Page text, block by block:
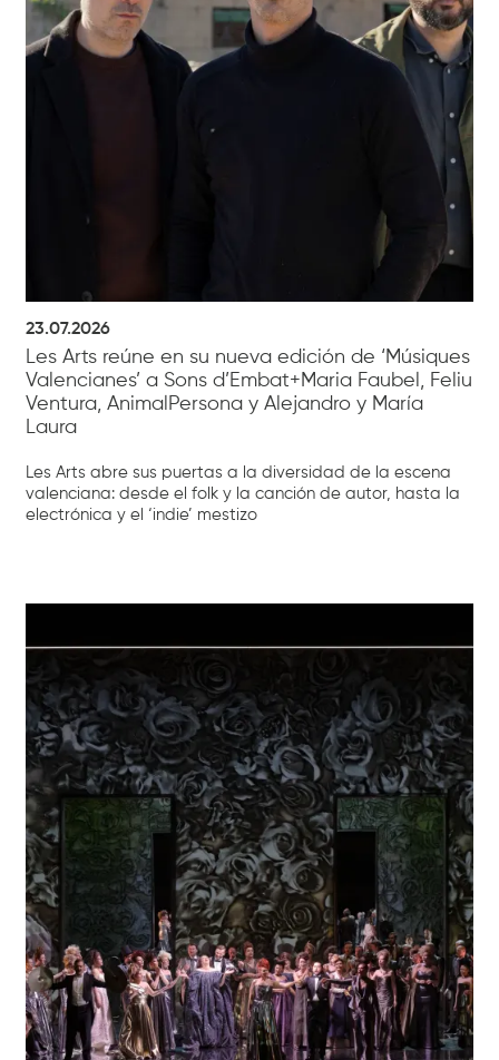
23.07.2026
Les Arts reúne en su nueva edición de ‘Músiques
Valencianes’ a Sons d’Embat+Maria Faubel, Feliu
Ventura, AnimalPersona y Alejandro y María
Laura
Les Arts abre sus puertas a la diversidad de la escena
valenciana: desde el folk y la canción de autor, hasta la
electrónica y el ‘indie’ mestizo